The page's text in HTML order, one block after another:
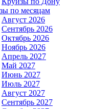
по месяцам
Август 2026
Сентябрь 2026
Октябрь 2026
Ноябрь 2026
Апрель 2027
Май 2027
Июнь 2027
Июль 2027
Август 2027
Сентябрь 2027